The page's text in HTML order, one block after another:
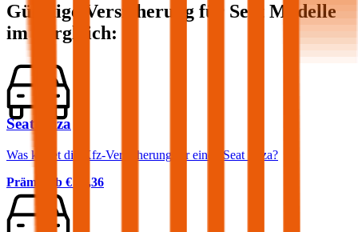
Günstige Versicherung für Seat Modelle
im Vergleich:
Seat Ibiza
Was kostet die Kfz-Versicherung für einen Seat Ibiza?
Prämie ab € 36,36